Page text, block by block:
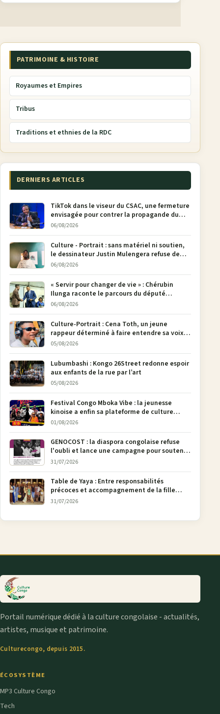
PATRIMOINE & HISTOIRE
Royaumes et Empires
Tribus
Traditions et ethnies de la RDC
DERNIERS ARTICLES
TikTok dans le viseur du CSAC, une fermeture
envisagée pour contrer la propagande du
M23
06/08/2026
Culture - Portrait : sans matériel ni soutien,
le dessinateur Justin Mulengera refuse de
poser son crayon
06/08/2026
« Servir pour changer de vie » : Chérubin
Ilunga raconte le parcours du député
national Jethro Muyombi Tshimbu en 137
06/08/2026
Culture-Portrait : Cena Toth, un jeune
rappeur déterminé à faire entendre sa voix à
Bunia
05/08/2026
Lubumbashi : Kongo 26Street redonne espoir
aux enfants de la rue par l’art
05/08/2026
Festival Congo Mboka Vibe : la jeunesse
kinoise a enfin sa plateforme de culture
urbaine
01/08/2026
GENOCOST : la diaspora congolaise refuse
l'oubli et lance une campagne pour soutenir
la pétition FONAREV depuis Bruxelles
31/07/2026
Table de Yaya : Entre responsabilités
précoces et accompagnement de la fille
aînée, la diaspora en débat
31/07/2026
Portail numérique dédié à la culture congolaise - actualités,
artistes, musique et patrimoine.
Culturecongo, depuis 2015.
ÉCOSYSTÈME
MP3 Culture Congo
Tech